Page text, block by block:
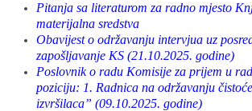
Pitanja sa literaturom za radno mjesto
materijalna sredstva
Obavijest o održavanju intervjua uz
zapošljavanje KS (21.10.2025. godine)
Poslovnik o radu Komisije za prijem u
poziciju: 1. Radnica na održavanju
izvršilaca” (09.10.2025. godine)